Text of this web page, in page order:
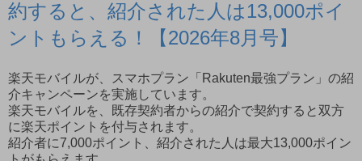
約すると、紹介された人は13,000ポイ
ントもらえる！【2026年8月号】
楽天モバイルが、スマホプラン「Rakuten最強プラン」の紹
介キャンペーンを実施しています。
楽天モバイルを、既存契約者からの紹介で契約すると双方
に楽天ポイントを付与されます。
紹介者に7,000ポイント、紹介された人は最大13,000ポイン